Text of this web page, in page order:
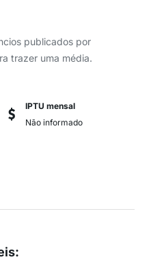
publicados por
trazer uma média.
IPTU mensal
Não informado
: